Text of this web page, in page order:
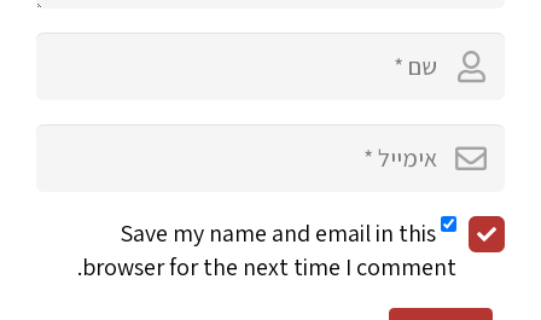
Save my name and email in this
browser for the next time I comment.